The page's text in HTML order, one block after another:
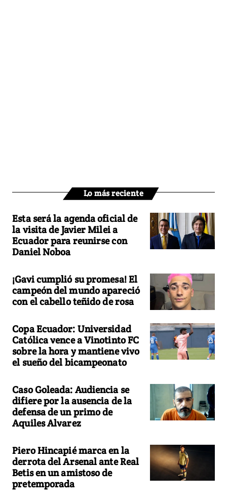
Lo más reciente
Esta será la agenda oficial de
la visita de Javier Milei a
Ecuador para reunirse con
Daniel Noboa
¡Gavi cumplió su promesa! El
campeón del mundo apareció
con el cabello teñido de rosa
Copa Ecuador: Universidad
Católica vence a Vinotinto FC
sobre la hora y mantiene vivo
el sueño del bicampeonato
Caso Goleada: Audiencia se
difiere por la ausencia de la
defensa de un primo de
Aquiles Alvarez
Piero Hincapié marca en la
derrota del Arsenal ante Real
Betis en un amistoso de
pretemporada